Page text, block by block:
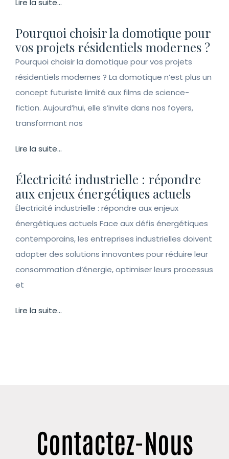
Lire la suite...
Pourquoi choisir la domotique pour
vos projets résidentiels modernes ?
Pourquoi choisir la domotique pour vos projets
résidentiels modernes ? La domotique n’est plus un
concept futuriste limité aux films de science-
fiction. Aujourd’hui, elle s’invite dans nos foyers,
transformant nos
Lire la suite...
Électricité industrielle : répondre
aux enjeux énergétiques actuels
Électricité industrielle : répondre aux enjeux
énergétiques actuels Face aux défis énergétiques
contemporains, les entreprises industrielles doivent
adopter des solutions innovantes pour réduire leur
consommation d’énergie, optimiser leurs processus
et
Lire la suite...
Contactez-Nous